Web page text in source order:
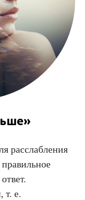
расслабления
т. е.